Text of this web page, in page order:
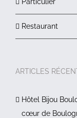
Restaurant
ARTICLES
Hôtel Bijou
cœur de